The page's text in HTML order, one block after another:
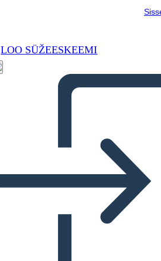
LOO SÜŽEESKEEMI